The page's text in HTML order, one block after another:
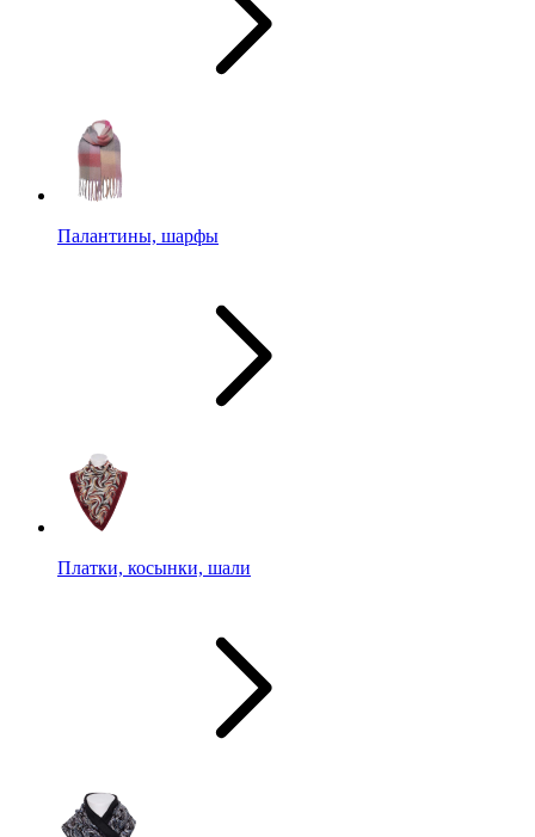
Палантины, шарфы
Платки, косынки, шали